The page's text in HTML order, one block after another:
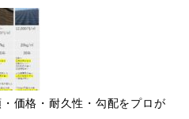
価格・耐久性・勾配をプロが